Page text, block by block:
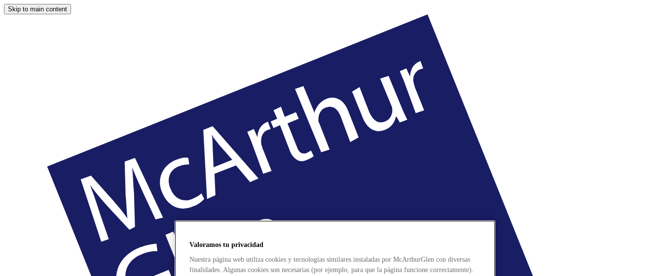
Skip to main content
Valoramos tu privacidad
Nuestra página web utiliza cookies y tecnologías similares instaladas por McArthurGlen con diversas
finalidades. Algunas cookies son necesarias (por ejemplo, para que la página funcione correctamente).